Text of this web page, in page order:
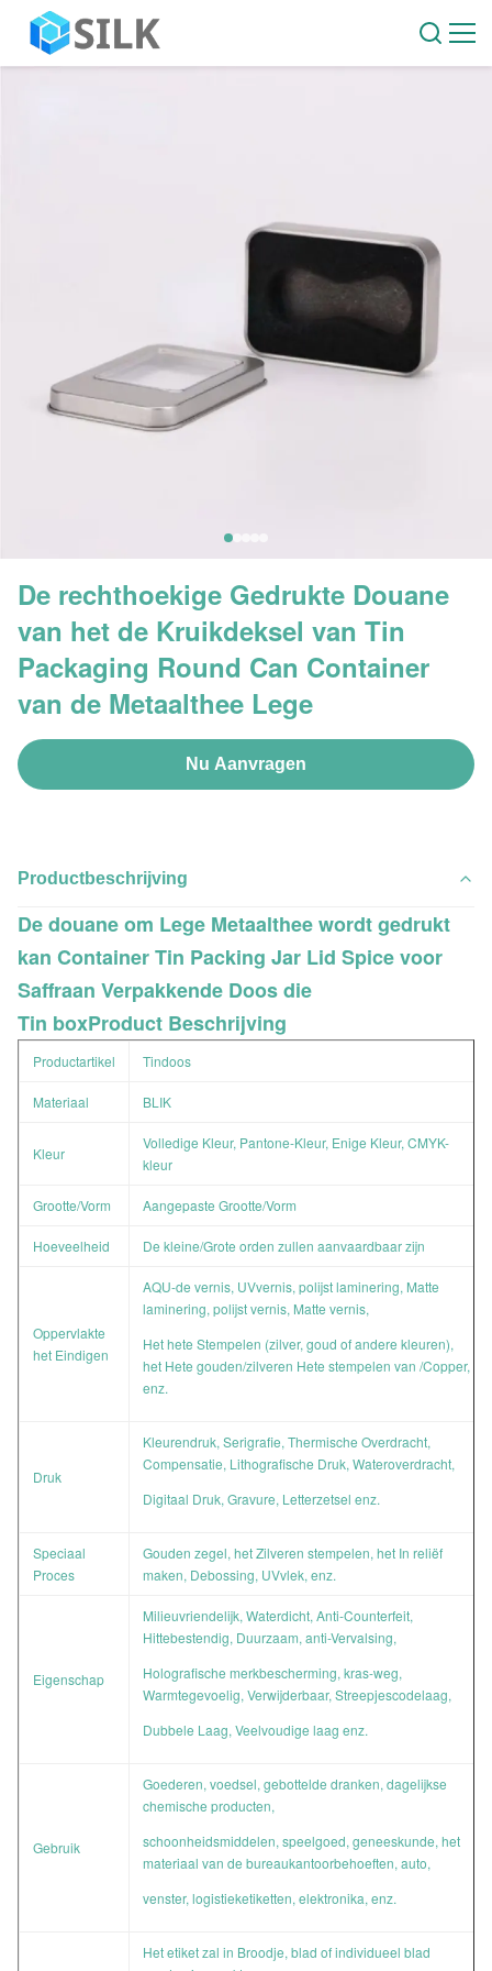
De rechthoekige Gedrukte Douane
van het de Kruikdeksel van Tin
Packaging Round Can Container
van de Metaalthee Lege
Nu Aanvragen
Productbeschrijving
De douane om Lege Metaalthee wordt gedrukt
kan Container Tin Packing Jar Lid Spice voor
Saffraan Verpakkende Doos die
Tin boxProduct Beschrijving
Productartikel Tindoos
Materiaal BLIK
Kleur
Volledige Kleur, Pantone-Kleur, Enige Kleur, CMYK-
kleur
Grootte/Vorm Aangepaste Grootte/Vorm
Hoeveelheid De kleine/Grote orden zullen aanvaardbaar zijn
Oppervlakte
het Eindigen
AQU-de vernis, UVvernis, polijst laminering, Matte
laminering, polijst vernis, Matte vernis,
Het hete Stempelen (zilver, goud of andere kleuren),
het Hete gouden/zilveren Hete stempelen van /Copper,
enz.
Druk
Kleurendruk, Serigrafie, Thermische Overdracht,
Compensatie, Lithografische Druk, Wateroverdracht,
Digitaal Druk, Gravure, Letterzetsel enz.
Speciaal
Proces
Gouden zegel, het Zilveren stempelen, het In reliëf
maken, Debossing, UVvlek, enz.
Eigenschap
Milieuvriendelijk, Waterdicht, Anti-Counterfeit,
Hittebestendig, Duurzaam, anti-Vervalsing,
Holografische merkbescherming, kras-weg,
Warmtegevoelig, Verwijderbaar, Streepjescodelaag,
Dubbele Laag, Veelvoudige laag enz.
Gebruik
Goederen, voedsel, gebottelde dranken, dagelijkse
chemische producten,
schoonheidsmiddelen, speelgoed, geneeskunde, het
materiaal van de bureaukantoorbehoeften, auto,
venster, logistieketiketten, elektronika, enz.
Het etiket zal in Broodje, blad of individueel blad